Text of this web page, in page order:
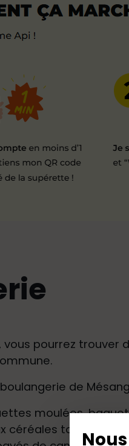
pourrez trouver
de
moulées,
céréales torréfiées",